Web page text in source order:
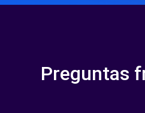
Preguntas